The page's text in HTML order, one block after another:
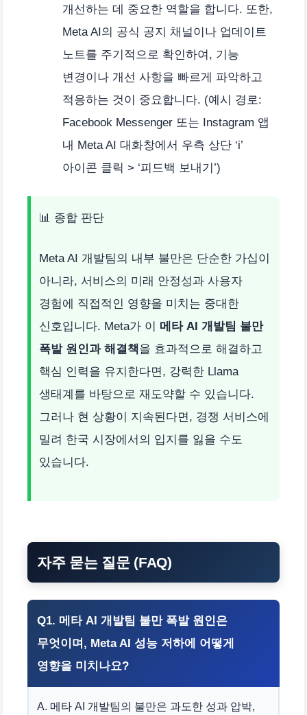
개선하는 데 중요한 역할을 합니다. 또한,
Meta AI의 공식 공지 채널이나 업데이트
노트를 주기적으로 확인하여, 기능
변경이나 개선 사항을 빠르게 파악하고
적응하는 것이 중요합니다. (예시 경로:
Facebook Messenger 또는 Instagram 앱
내 Meta AI 대화창에서 우측 상단 ‘i’
아이콘 클릭 > ‘피드백 보내기’)
📊 종합 판단
Meta AI 개발팀의 내부 불만은 단순한 가십이
아니라, 서비스의 미래 안정성과 사용자
경험에 직접적인 영향을 미치는 중대한
신호입니다. Meta가 이 메타 AI 개발팀 불만
폭발 원인과 해결책을 효과적으로 해결하고
핵심 인력을 유지한다면, 강력한 Llama
생태계를 바탕으로 재도약할 수 있습니다.
그러나 현 상황이 지속된다면, 경쟁 서비스에
밀려 한국 시장에서의 입지를 잃을 수도
있습니다.
자주 묻는 질문 (FAQ)
Q1. 메타 AI 개발팀 불만 폭발 원인은
무엇이며, Meta AI 성능 저하에 어떻게
영향을 미치나요?
A. 메타 AI 개발팀의 불만은 과도한 성과 압박,